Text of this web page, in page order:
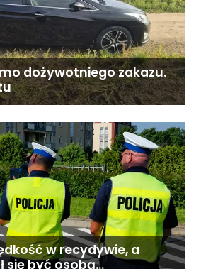
dożywotniego zakazu.
w recydywie, a
się być osobą